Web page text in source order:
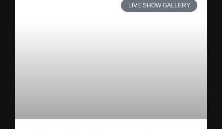
LIVE SHOW GALLERY